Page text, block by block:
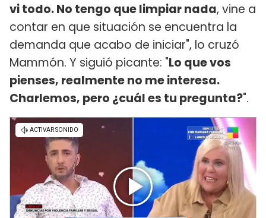
vi todo. No tengo que limpiar nada, vine a
contar en que situación se encuentra la
demanda que acabo de iniciar", lo cruzó
Mammón. Y siguió picante: "Lo que vos
pienses, realmente no me interesa.
Charlemos, pero ¿cuál es tu pregunta?".